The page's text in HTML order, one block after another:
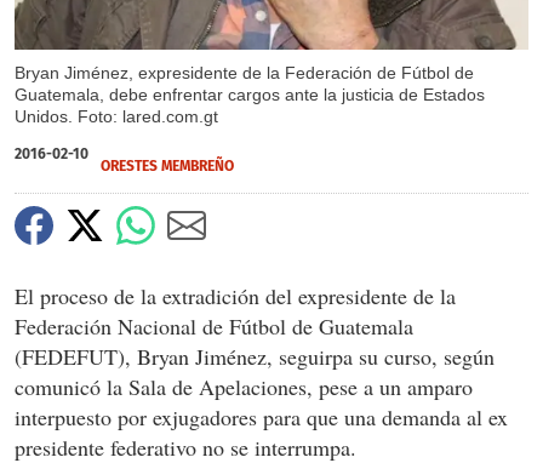
Bryan Jiménez, expresidente de la Federación de Fútbol de
Guatemala, debe enfrentar cargos ante la justicia de Estados
Unidos. Foto: lared.com.gt
2016-02-10
ORESTES MEMBREÑO
El proceso de la extradición del expresidente de la
Federación Nacional de Fútbol de Guatemala
(FEDEFUT), Bryan Jiménez, seguirpa su curso, según
comunicó la Sala de Apelaciones, pese a un amparo
interpuesto por exjugadores para que una demanda al ex
presidente federativo no se interrumpa.